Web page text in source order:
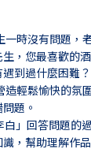
一時沒有問題，
生，您最喜歡的
到過什麼困難？
造輕鬆愉快的氛圍
題。
白」回答問題的
，幫助理解作品